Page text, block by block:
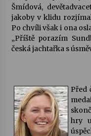
28. 7.
Letní
23. 7.
Šmídová,
jakoby v klidu
Po chvíli však i ona
„Příště porazím
česká jachtařka s
Před
hry